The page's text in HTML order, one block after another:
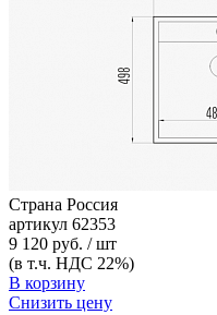
Страна Россия
артикул 62353
9 120 руб. / шт
(в т.ч. НДС 22%)
В корзину
Снизить цену